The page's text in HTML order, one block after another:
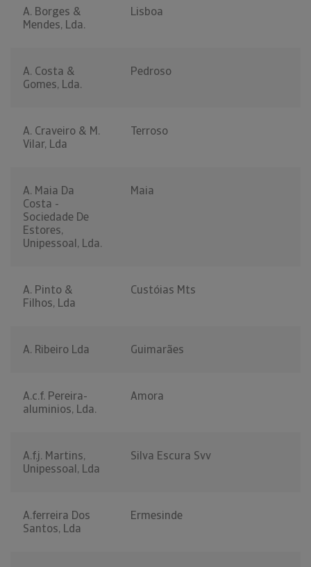
A. Borges &
Mendes, Lda.
Lisboa
A. Costa &
Gomes, Lda.
Pedroso
A. Craveiro & M.
Vilar, Lda
Terroso
A. Maia Da
Costa -
Sociedade De
Estores,
Unipessoal, Lda.
Maia
A. Pinto &
Filhos, Lda
Custóias Mts
A. Ribeiro Lda Guimarães
A.c.f. Pereira-
aluminios, Lda.
Amora
A.f.j. Martins,
Unipessoal, Lda
Silva Escura Svv
A.ferreira Dos
Santos, Lda
Ermesinde